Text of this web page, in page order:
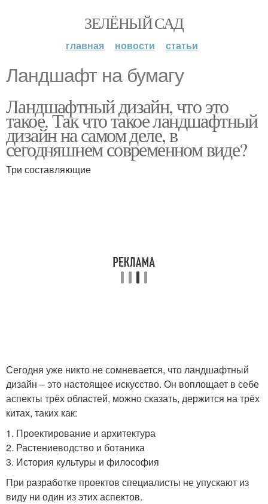
ЗЕЛЁНЫЙ САД
главная новости статьи
Ландшафт на бумагу
Ландшафтный дизайн, что это
такое. Так что такое ландшафтный
дизайн на самом деле, в
сегодняшнем современном виде?
Три составляющие
Сегодня уже никто не сомневается, что ландшафтный
дизайн – это настоящее искусство. Он воплощает в себе
аспекты трёх областей, можно сказать, держится на трёх
китах, таких как:
1. Проектирование и архитектура
2. Растениеводство и ботаника
3. История культуры и философия
При разработке проектов специалисты не упускают из
виду ни один из этих аспектов.